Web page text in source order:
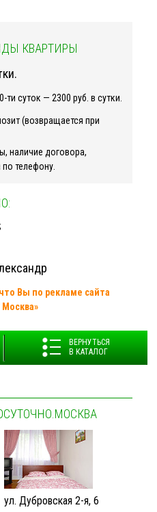
КВАРТИРЫ
ти суток — 2300 руб. в сутки.
(возвращается при
наличие договора,
телефону.
Вы по рекламе сайта
ВЕРНУТЬСЯ
В КАТАЛОГ
ул. Дубровская 2-я, 6